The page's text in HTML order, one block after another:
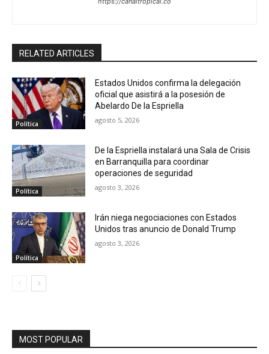
RELATED ARTICLES
Política
Estados Unidos confirma la delegación
oficial que asistirá a la posesión de
Abelardo De la Espriella
agosto 5, 2026
Política
De la Espriella instalará una Sala de Crisis
en Barranquilla para coordinar
operaciones de seguridad
agosto 3, 2026
Política
Irán niega negociaciones con Estados
Unidos tras anuncio de Donald Trump
agosto 3, 2026
MOST POPULAR